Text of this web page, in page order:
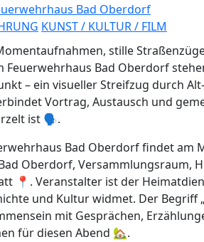
KUNST / KULTUR / FILM
stille
Feuerwehrhaus Bad Oberdorf
– ein visueller Streifzug durch
Vortrag, Austausch und
ist 🗣️.
Bad Oberdorf findet am
Oberdorf, Versammlungsraum,
📍. Veranstalter ist der
und Kultur widmet. Der Begriff
mit Gesprächen,
für diesen Abend 🏡.